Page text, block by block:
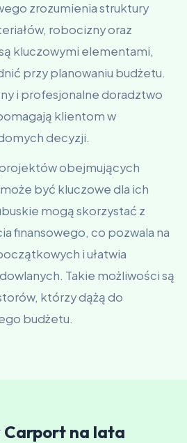
zrozumienia struktury
robocizny oraz
kluczowymi elementami,
przy planowaniu budżetu.
i profesjonalne doradztwo
klientom w
decyzji.
obejmujących
być kluczowe dla ich
mogą skorzystać z
finansowego, co pozwala na
i ułatwia
Takie możliwości są
którzy dążą do
budżetu.
Carport na lata